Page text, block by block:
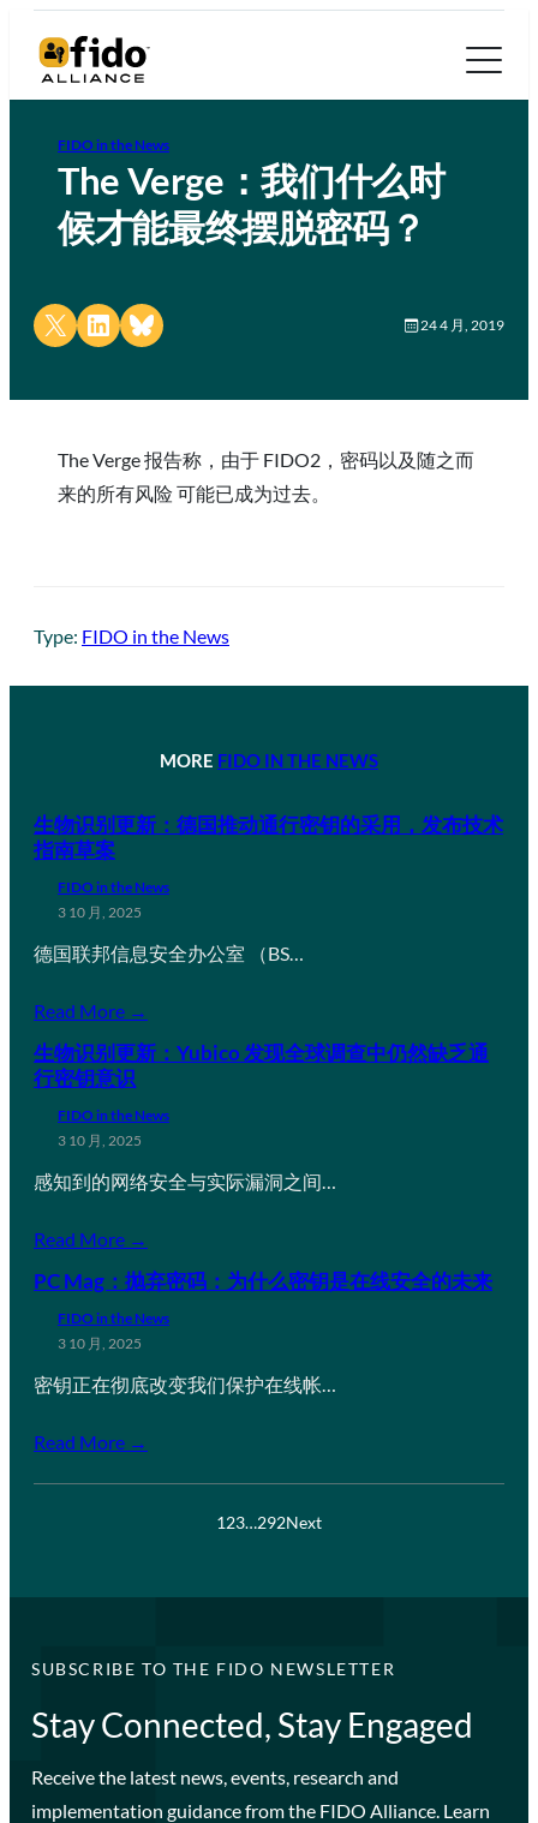
FIDO in the News
The Verge：我们什么时
候才能最终摆脱密码？
Share on X Share on LinkedIn
Share on Bluesky 24 4 月, 2019
The Verge 报告称，由于 FIDO2，密码以及随之而
来的所有风险 可能已成为过去。
Type: FIDO in the News
MORE FIDO IN THE NEWS
生物识别更新：德国推动通行密钥的采用，发布技术
指南草案
FIDO in the News
3 10 月, 2025
德国联邦信息安全办公室 （BS…
Read More →
生物识别更新：Yubico 发现全球调查中仍然缺乏通
行密钥意识
FIDO in the News
3 10 月, 2025
感知到的网络安全与实际漏洞之间…
Read More →
PC Mag：抛弃密码：为什么密钥是在线安全的未来
FIDO in the News
3 10 月, 2025
密钥正在彻底改变我们保护在线帐…
Read More →
123…292Next
SUBSCRIBE TO THE FIDO NEWSLETTER
Stay Connected, Stay Engaged
Receive the latest news, events, research and
implementation guidance from the FIDO Alliance. Learn